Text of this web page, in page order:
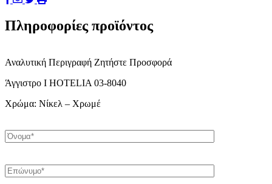
Πληροφορίες προϊόντος
Αναλυτική Περιγραφή Ζητήστε Προσφορά
Άγγιστρο Ι HOTELIA 03-8040
Χρώμα: Νίκελ – Χρωμέ